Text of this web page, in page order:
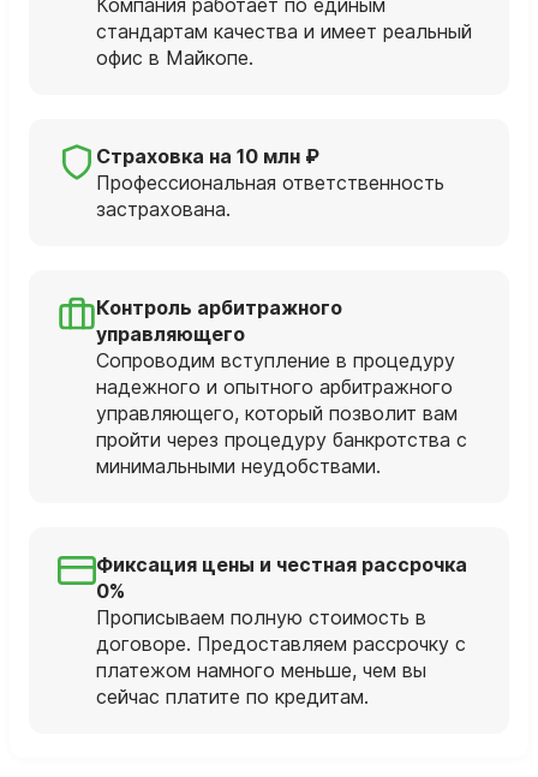
стандартам качества и имеет реальный
офис в Майкопе.
Страховка на 10 млн ₽
Профессиональная ответственность
застрахована.
Контроль арбитражного
управляющего
Сопроводим вступление в процедуру
надежного и опытного арбитражного
управляющего, который позволит вам
пройти через процедуру банкротства с
минимальными неудобствами.
Фиксация цены и честная рассрочка
0%
Прописываем полную стоимость в
договоре. Предоставляем рассрочку с
платежом намного меньше, чем вы
сейчас платите по кредитам.